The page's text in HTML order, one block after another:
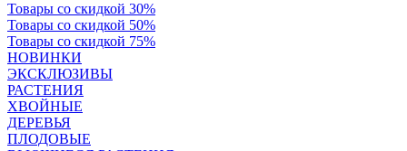
Товары со скидкой 30%
Товары со скидкой 50%
Товары со скидкой 75%
НОВИНКИ
ЭКСКЛЮЗИВЫ
РАСТЕНИЯ
ХВОЙНЫЕ
ДЕРЕВЬЯ
ПЛОДОВЫЕ